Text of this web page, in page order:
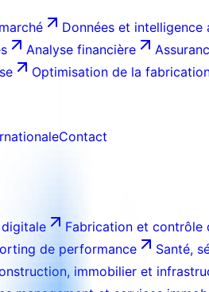
Données et intelligence
Analyse financière
Optimisation de la
Contact
Fabrication et contrôle
de performance Santé,
immobilier et